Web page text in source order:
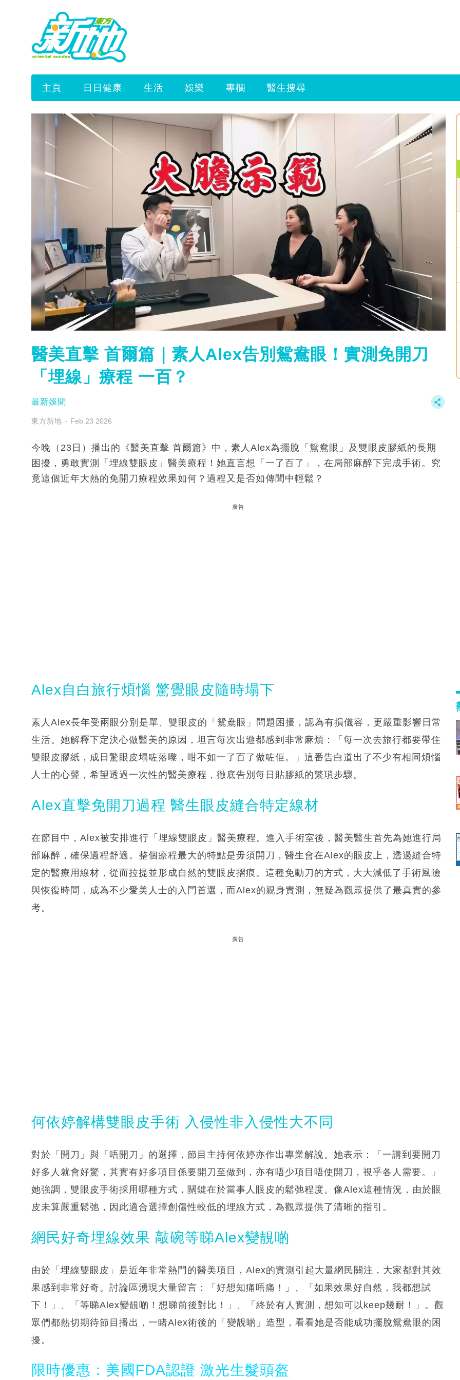
主頁 日日健康 生活 娛樂 專欄 醫生搜尋
醫美直擊 首爾篇｜素人Alex告別鴛鴦眼！實測免開刀
「埋線」療程 一百？
最新娛聞
東方新地 Feb 23 2026
今晚（23日）播出的《醫美直擊 首爾篇》中，素人Alex為擺脫「鴛鴦眼」及雙眼皮膠紙的長期
困擾，勇敢實測「埋線雙眼皮」醫美療程！她直言想「一了百了」，在局部麻醉下完成手術。究
竟這個近年大熱的免開刀療程效果如何？過程又是否如傳聞中輕鬆？
廣告
Alex自白旅行煩惱 驚覺眼皮隨時塌下
素人Alex長年受兩眼分別是單、雙眼皮的「鴛鴦眼」問題困擾，認為有損儀容，更嚴重影響日常
生活。她解釋下定決心做醫美的原因，坦言每次出遊都感到非常麻煩：「每一次去旅行都要帶住
雙眼皮膠紙，成日驚眼皮塌咗落嚟，咁不如一了百了做咗佢。」這番告白道出了不少有相同煩惱
人士的心聲，希望透過一次性的醫美療程，徹底告別每日貼膠紙的繁瑣步驟。
Alex直擊免開刀過程 醫生眼皮縫合特定線材
在節目中，Alex被安排進行「埋線雙眼皮」醫美療程。進入手術室後，醫美醫生首先為她進行局
部麻醉，確保過程舒適。整個療程最大的特點是毋須開刀，醫生會在Alex的眼皮上，透過縫合特
定的醫療用線材，從而拉提並形成自然的雙眼皮摺痕。這種免動刀的方式，大大減低了手術風險
與恢復時間，成為不少愛美人士的入門首選，而Alex的親身實測，無疑為觀眾提供了最真實的參
考。
廣告
何依婷解構雙眼皮手術 入侵性非入侵性大不同
對於「開刀」與「唔開刀」的選擇，節目主持何依婷亦作出專業解說。她表示：「一講到要開刀
好多人就會好驚，其實有好多項目係要開刀至做到，亦有唔少項目唔使開刀，視乎各人需要。」
她強調，雙眼皮手術採用哪種方式，關鍵在於當事人眼皮的鬆弛程度。像Alex這種情況，由於眼
皮未算嚴重鬆弛，因此適合選擇創傷性較低的埋線方式，為觀眾提供了清晰的指引。
網民好奇埋線效果 敲碗等睇Alex變靚啲
由於「埋線雙眼皮」是近年非常熱門的醫美項目，Alex的實測引起大量網民關注，大家都對其效
果感到非常好奇。討論區湧現大量留言：「好想知痛唔痛！」、「如果效果好自然，我都想試
下！」、「等睇Alex變靚啲！想睇前後對比！」、「終於有人實測，想知可以keep幾耐！」。觀
眾們都熱切期待節目播出，一睹Alex術後的「變靚啲」造型，看看她是否能成功擺脫鴛鴦眼的困
擾。
限時優惠：美國FDA認證 激光生髮頭盔